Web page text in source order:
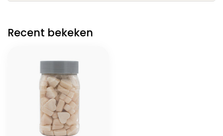
Recent bekeken